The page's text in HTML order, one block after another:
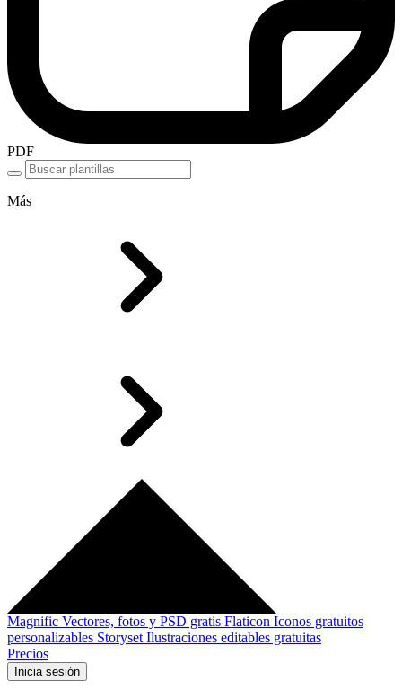
PDF
Más
Magnific Vectores, fotos y PSD gratis Flaticon Iconos gratuitos
personalizables Storyset Ilustraciones editables gratuitas
Precios
Inicia sesión